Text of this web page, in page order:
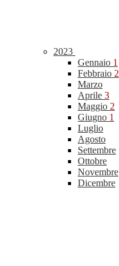
2023
Gennaio 1
Febbraio 2
Marzo
Aprile 3
Maggio 2
Giugno 1
Luglio
Agosto
Settembre
Ottobre
Novembre
Dicembre